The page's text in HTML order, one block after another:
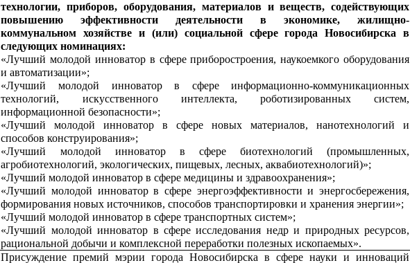
технологии, приборов, оборудования, материалов и веществ, содействующих
повышению эффективности деятельности в экономике, жилищно-
коммунальном хозяйстве и (или) социальной сфере города Новосибирска в
следующих номинациях:
«Лучший молодой инноватор в сфере приборостроения, наукоемкого оборудования
и автоматизации»;
«Лучший молодой инноватор в сфере информационно-коммуникационных
технологий, искусственного интеллекта, роботизированных систем,
информационной безопасности»;
«Лучший молодой инноватор в сфере новых материалов, нанотехнологий и
способов конструирования»;
«Лучший молодой инноватор в сфере биотехнологий (промышленных,
агробиотехнологий, экологических, пищевых, лесных, аквабиотехнологий)»;
«Лучший молодой инноватор в сфере медицины и здравоохранения»;
«Лучший молодой инноватор в сфере энергоэффективности и энергосбережения,
формирования новых источников, способов транспортировки и хранения энергии»;
«Лучший молодой инноватор в сфере транспортных систем»;
«Лучший молодой инноватор в сфере исследования недр и природных ресурсов,
рациональной добычи и комплексной переработки полезных ископаемых».
Присуждение премий мэрии города Новосибирска в сфере науки и инноваций